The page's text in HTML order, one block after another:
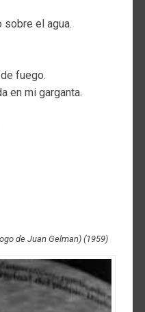
sobre el agua.
fuego.
en mi garganta.
de Juan Gelman) (1959)